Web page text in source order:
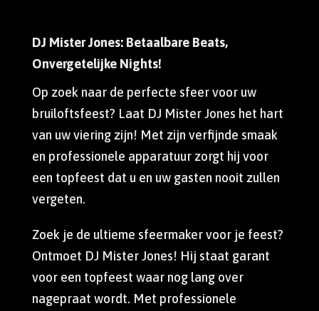
DJ Mister Jones: Betaalbare Beats,
Onvergetelijke Nights!
Op zoek naar de perfecte sfeer voor uw
bruiloftsfeest? Laat DJ Mister Jones het hart
van uw viering zijn! Met zijn verfijnde smaak
en professionele apparatuur zorgt hij voor
een topfeest dat u en uw gasten nooit zullen
vergeten.
Zoek je de ultieme sfeermaker voor je feest?
Ontmoet DJ Mister Jones! Hij staat garant
voor een topfeest waar nog lang over
nagepraat wordt. Met professionele